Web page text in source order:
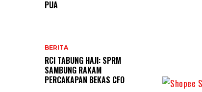
PUA
BERITA
RCI TABUNG HAJI: SPRM
SAMBUNG RAKAM
PERCAKAPAN BEKAS CFO